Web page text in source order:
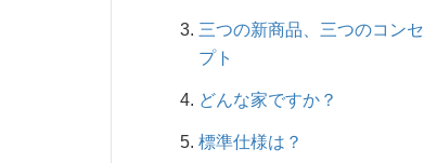
三つの新商品、三つのコンセ
プト
どんな家ですか？
標準仕様は？